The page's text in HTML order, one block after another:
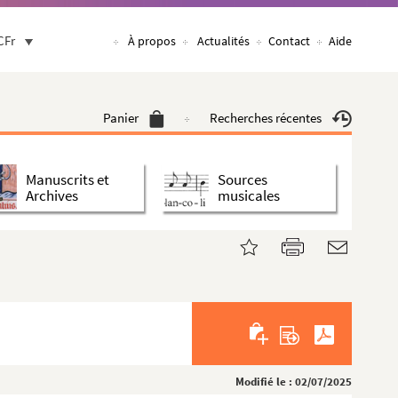
À propos Actualités Contact Aide
Panier Recherches récentes
Manuscrits et
Archives
Sources
musicales
Modifié le : 02/07/2025